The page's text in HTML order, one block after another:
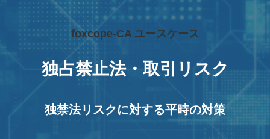
foxcope-CA ユースケース
独占禁止法・取引リスク
独禁法リスクに対する平時の対策